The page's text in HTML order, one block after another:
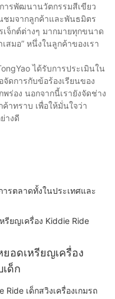
ารพัฒนานวัตกรรมสีเขียว
มจากลูกค้าและพันธมิตร
เจ็กต์ต่างๆ มากมายทุกขนาด
สมอ” หนึ่งในลูกค้าของเรา
ได้รับการประเมินใน
ดการกับข้อร้องเรียนของ
ร่อง นอกจากนี้เรายังจัดช่าง
าทราบ เพื่อให้มั่นใจว่า
างดี
ารตลาดทั้งในประเทศและ
อดเหรียญเครื่อง
ด็ก